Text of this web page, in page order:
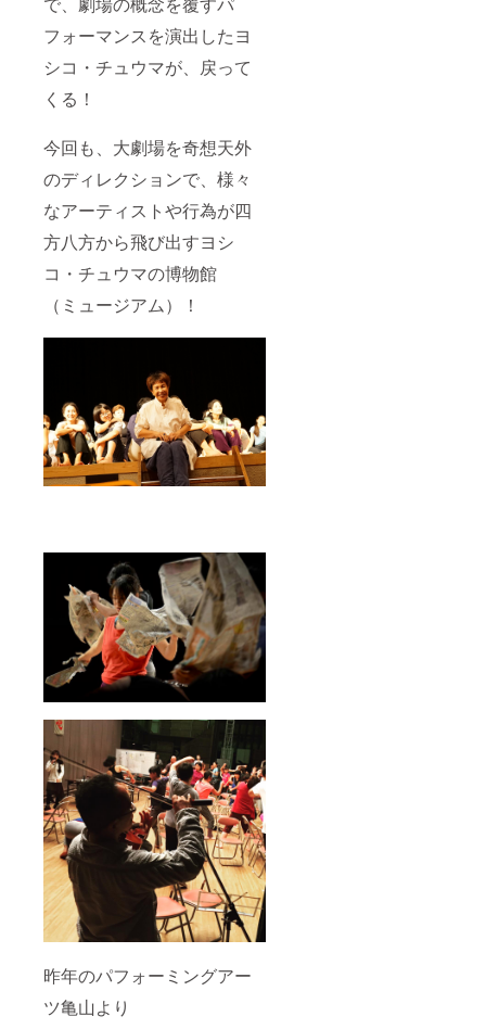
フォーマンスを演出したヨ
シコ・チュウマが、戻って
くる！
今回も、大劇場を奇想天外
のディレクションで、様々
なアーティストや行為が四
方八方から飛び出すヨシ
コ・チュウマの博物館
（ミュージアム）！
昨年のパフォーミングアー
ツ亀山より